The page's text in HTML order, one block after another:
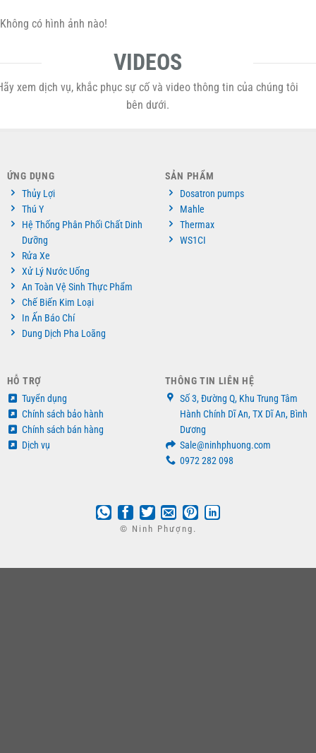
Không có hình ảnh nào!
VIDEOS
xem dịch vụ, khắc phục sự cố và video thông tin của chúng tôi
bên dưới.
ỨNG DỤNG
Thủy Lợi
Thú Y
Hệ Thống Phân Phối Chất Dinh
Dưỡng
Rửa Xe
Xử Lý Nước Uống
An Toàn Vệ Sinh Thực Phẩm
Chế Biến Kim Loại
In Ấn Báo Chí
Dung Dịch Pha Loãng
SẢN PHẨM
Dosatron pumps
Mahle
Thermax
WS1CI
HỖ TRỢ
Tuyển dụng
Chính sách bảo hành
Chính sách bán hàng
Dịch vụ
THÔNG TIN LIÊN HỆ
Số 3, Đường Q, Khu Trung Tâm
Hành Chính Dĩ An, TX Dĩ An, Bình
Dương
Sale@ninhphuong.com
0972 282 098
© Ninh Phượng.